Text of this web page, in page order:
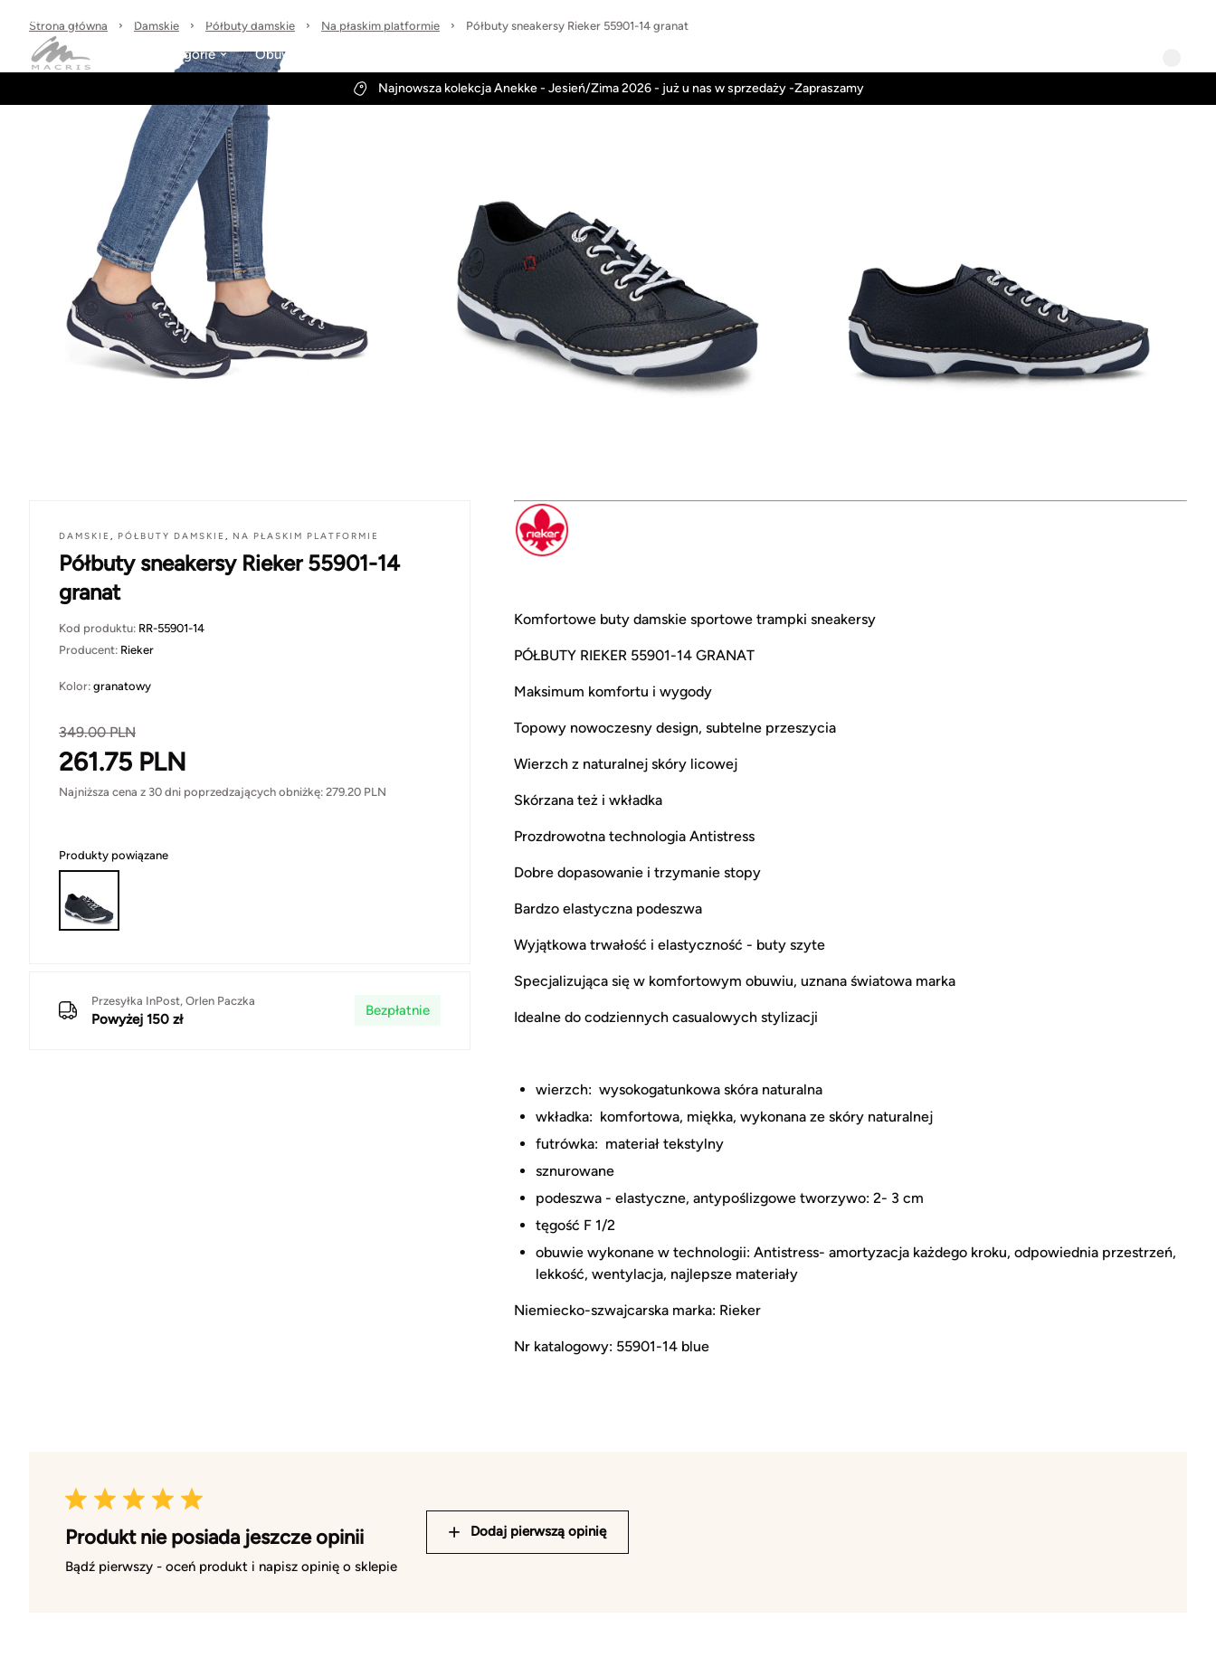
Kategorie Obuwie-Wiosna26
Najnowsza kolekcja Anekke - Jesień/Zima 2026 - już u nas w sprzedaży -Zapraszamy
Strona główna Damskie Półbuty damskie Na płaskim platformie Półbuty sneakersy Rieker 55901-14 granat
DAMSKIE , PÓŁBUTY DAMSKIE , NA PŁASKIM PLATFORMIE
Półbuty sneakersy Rieker 55901-14
granat
Kod produktu: RR-55901-14
Producent: Rieker
Kolor: granatowy
349.00PLN
261.75 PLN
Najniższa cena z 30 dni poprzedzających obniżkę: 279.20 PLN
Produkty powiązane
Przesyłka InPost, Orlen Paczka
Powyżej 150 zł
Bezpłatnie
Komfortowe buty damskie sportowe trampki sneakersy
PÓŁBUTY RIEKER 55901-14 GRANAT
Maksimum komfortu i wygody
Topowy nowoczesny design, subtelne przeszycia
Wierzch z naturalnej skóry licowej
Skórzana też i wkładka
Prozdrowotna technologia Antistress
Dobre dopasowanie i trzymanie stopy
Bardzo elastyczna podeszwa
Wyjątkowa trwałość i elastyczność - buty szyte
Specjalizująca się w komfortowym obuwiu, uznana światowa marka
Idealne do codziennych casualowych stylizacji
wierzch: wysokogatunkowa skóra naturalna
wkładka: komfortowa, miękka, wykonana ze skóry naturalnej
futrówka: materiał tekstylny
sznurowane
podeszwa - elastyczne, antypoślizgowe tworzywo: 2- 3 cm
tęgość F 1/2
obuwie wykonane w technologii: Antistress- amortyzacja każdego kroku, odpowiednia przestrzeń,
lekkość, wentylacja, najlepsze materiały
Niemiecko-szwajcarska marka: Rieker
Nr katalogowy: 55901-14 blue
Produkt nie posiada jeszcze opinii
Bądź pierwszy - oceń produkt i napisz opinię o sklepie
Dodaj pierwszą opinię